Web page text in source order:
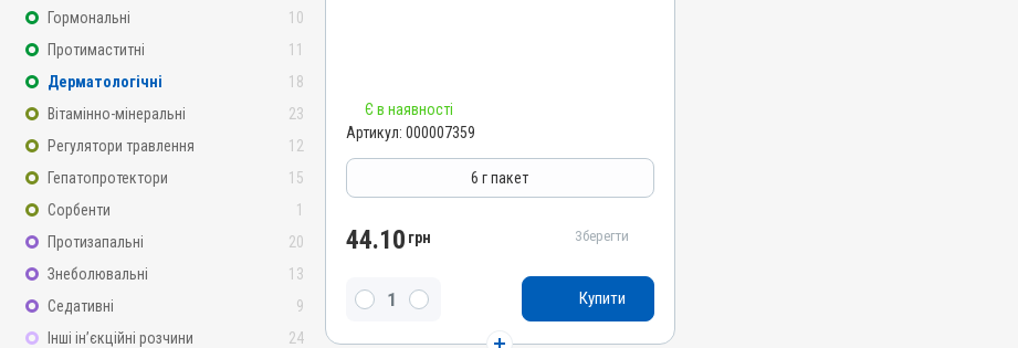
Гормональні
10
Протимаститні
11
Дерматологічні
18
Вітамінно-мінеральні
23
Регулятори травлення
12
Гепатопротектори
15
Сорбенти
1
Протизапальні
20
Знеболювальні
13
Седативні
9
Інші ін’єкційні розчини
24
АВ-01269-01-10
Дерматологічні, Антимікробні
Порошок
Бензилпеніциліну натрієва сіль,
Стрептоміцину сульфат, Стрептоцид білий
Є в наявності
Артикул: 000007359
6 г пакет
44.10 грн Зберегти
Купити